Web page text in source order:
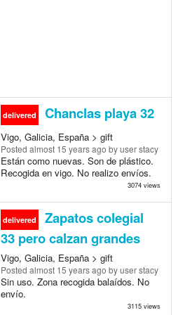
delivered Chanclas playa 32
Vigo, Galicia, España > gift
Posted almost 15 years ago by user stacy
Están como nuevas. Son de plástico.
Recogida en vigo. No realizo envíos.
3074 views
delivered
Zapatos colegial
33 pero calzan grandes
Vigo, Galicia, España > gift
Posted almost 15 years ago by user stacy
Sin uso. Zona recogida balaídos. No
envío.
3115 views